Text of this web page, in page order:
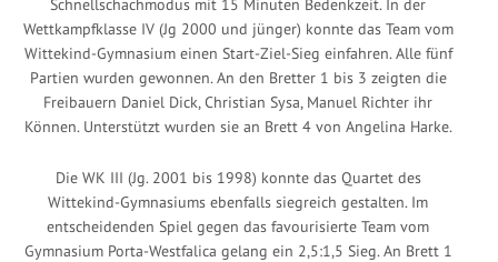
Schnellschachmodus mit 15 Minuten Bedenkzeit. In der
Wettkampfklasse IV (Jg 2000 und jünger) konnte das Team vom
Wittekind-Gymnasium einen Start-Ziel-Sieg einfahren. Alle fünf
Partien wurden gewonnen. An den Bretter 1 bis 3 zeigten die
Freibauern Daniel Dick, Christian Sysa, Manuel Richter ihr
Können. Unterstützt wurden sie an Brett 4 von Angelina Harke.
Die WK III (Jg. 2001 bis 1998) konnte das Quartet des
Wittekind-Gymnasiums ebenfalls siegreich gestalten. Im
entscheidenden Spiel gegen das favourisierte Team vom
Gymnasium Porta-Westfalica gelang ein 2,5:1,5 Sieg. An Brett 1